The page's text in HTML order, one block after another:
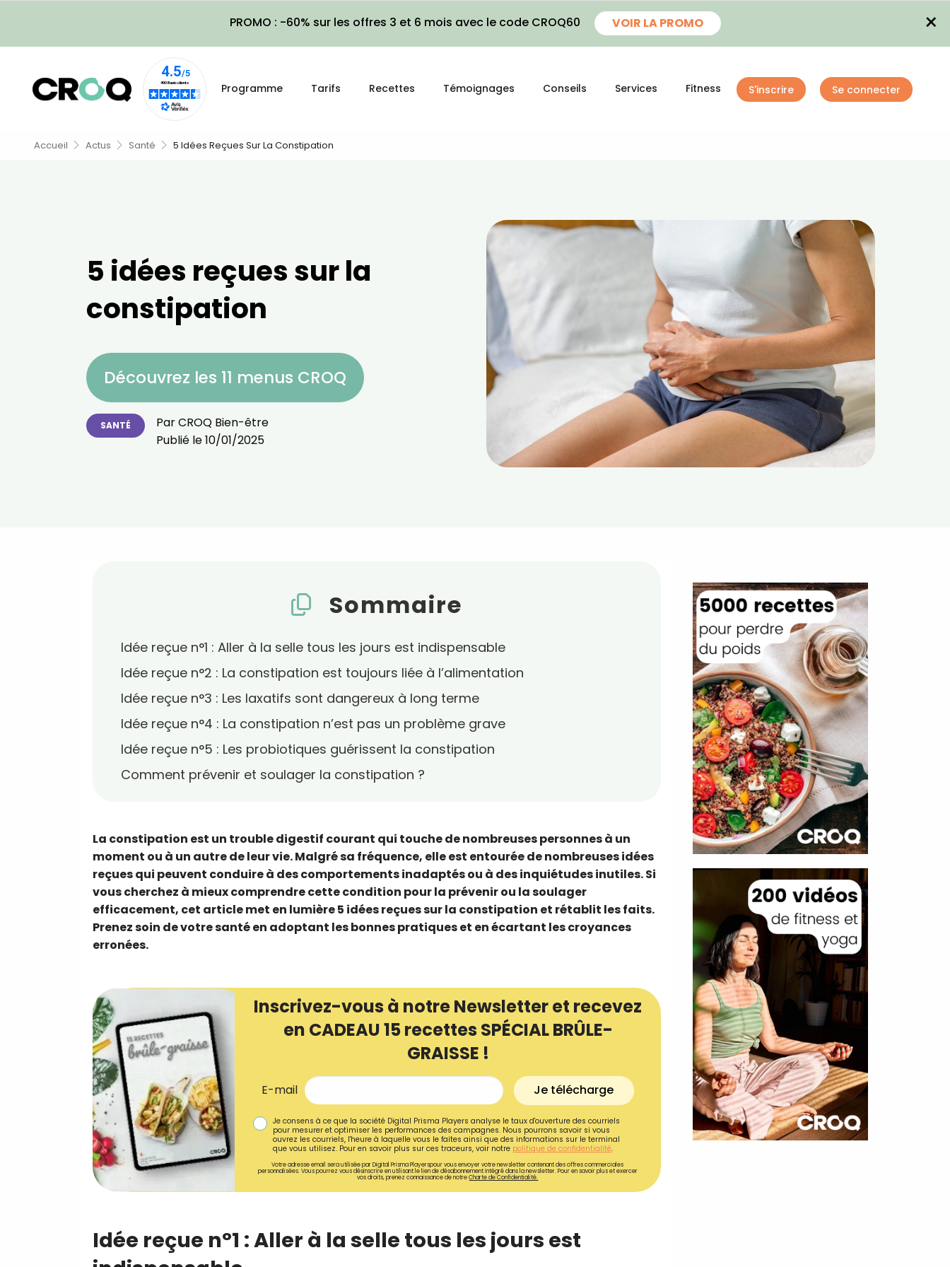
PROMO : -60% sur les offres 3 et 6 mois avec le code CROQ60 VOIR LA PROMO ×
Programme Tarifs Recettes Témoignages Conseils Services Fitness S'inscrire Se connecter
Accueil Actus Santé 5 Idées Reçues Sur La Constipation
5 idées reçues sur la
constipation
Découvrez les 11 menus CROQ
SANTÉ ParCROQ Bien-être
Publié le10/01/2025
Sommaire
Idée reçue n°1 : Aller à la selle tous les jours est indispensable
Idée reçue n°2 : La constipation est toujours liée à l’alimentation
Idée reçue n°3 : Les laxatifs sont dangereux à long terme
Idée reçue n°4 : La constipation n’est pas un problème grave
Idée reçue n°5 : Les probiotiques guérissent la constipation
Comment prévenir et soulager la constipation ?
La constipation est un trouble digestif courant qui touche de nombreuses personnes à un
moment ou à un autre de leur vie. Malgré sa fréquence, elle est entourée de nombreuses idées
reçues qui peuvent conduire à des comportements inadaptés ou à des inquiétudes inutiles. Si
vous cherchez à mieux comprendre cette condition pour la prévenir ou la soulager
efficacement, cet article met en lumière 5 idées reçues sur la constipation et rétablit les faits.
Prenez soin de votre santé en adoptant les bonnes pratiques et en écartant les croyances
erronées.
Inscrivez-vous à notre Newsletter et recevez
en CADEAU 15 recettes SPÉCIAL BRÛLE-
GRAISSE !
E-mail Je télécharge
Je consens à ce que la société Digital Prisma Players analyse le taux d'ouverture des courriels
pour mesurer et optimiser les performances des campagnes. Nous pourrons savoir si vous
ouvrez les courriels, l'heure à laquelle vous le faites ainsi que des informations sur le terminal
que vous utilisez. Pour en savoir plus sur ces traceurs, voir notre politique de confidentialité.
Votre adresse email sera utilisée par Digital Prisma Playerspour vous envoyer votre newsletter contenant des offres commerciales
personnalisées. Vous pourrez vous désinscrire en utilisant le lien de désabonnement intégré dans la newsletter. Pour en savoir plus et exercer
vos droits, prenez connaissance de notreCharte de Confidentialité.
Idée reçue n°1 : Aller à la selle tous les jours est
Recevez gratuitement 180
!